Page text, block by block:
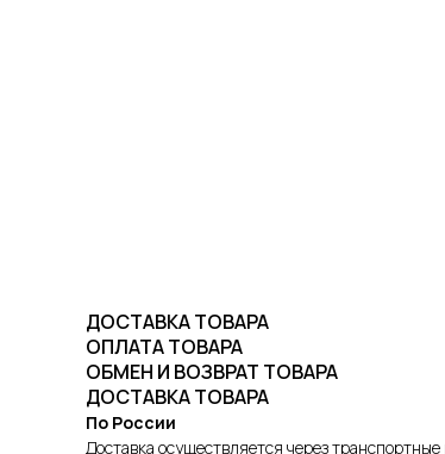
ДОСТАВКА ТОВАРА
ОПЛАТА ТОВАРА
ОБМЕН И ВОЗВРАТ ТОВАРА
ДОСТАВКА ТОВАРА
По России
Доставка осуществляется через